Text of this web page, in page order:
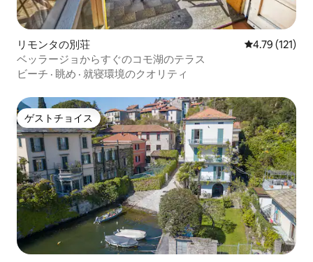
リモンタの別荘 レビュー121
4.79 (121)
ベッラージョからすぐのコモ湖のテラス
ビーチ · 眺め · 就寝環境のクオリティ
ゲストチョイス
ゲストチョイス